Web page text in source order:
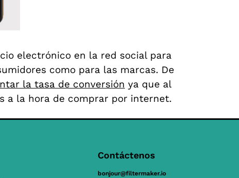
electrónico en la red social para
como para las marcas. De
la tasa de conversión ya que al
a la hora de comprar por internet.
Contáctenos
bonjour@filtermaker.io